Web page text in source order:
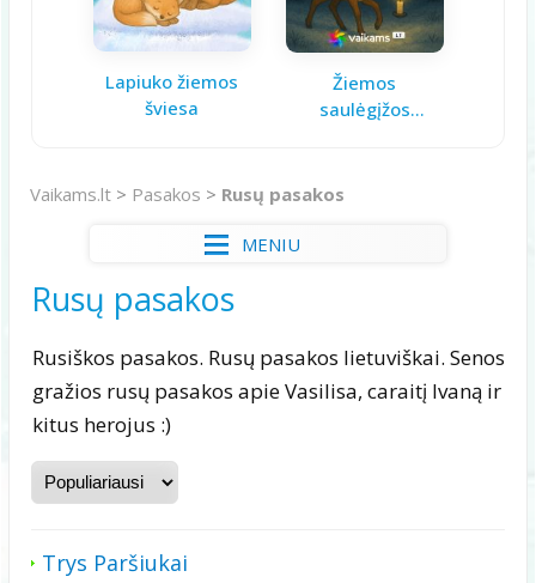
Lapiuko žiemos
šviesa
Žiemos
saulėgįžos
Vaikams.lt > Pasakos > Rusų pasakos
MENIU
Rusų pasakos
Rusiškos pasakos. Rusų pasakos lietuviškai. Senos
gražios rusų pasakos apie Vasilisa, caraitį Ivaną ir
kitus herojus :)
Trys Paršiukai